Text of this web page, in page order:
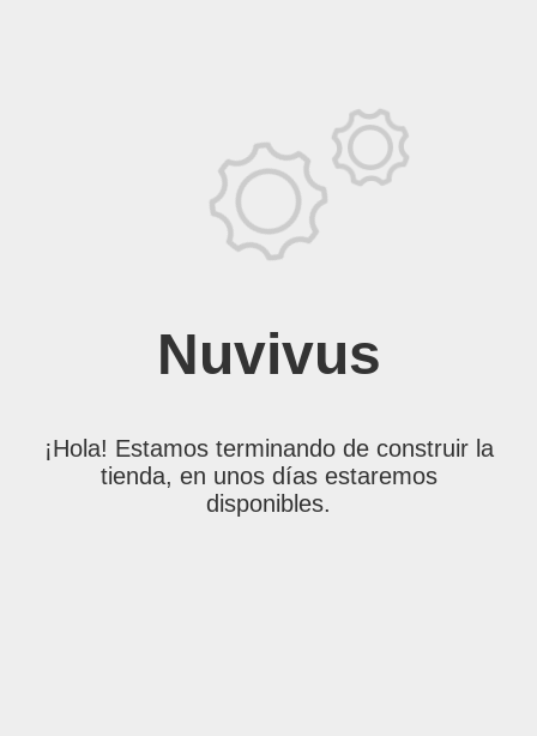
Nuvivus
¡Hola! Estamos terminando de construir la
tienda, en unos días estaremos
disponibles.